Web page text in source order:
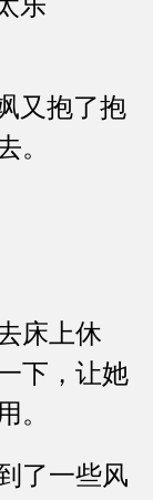
又抱了抱
。
床上休
下，让她
。
了一些风